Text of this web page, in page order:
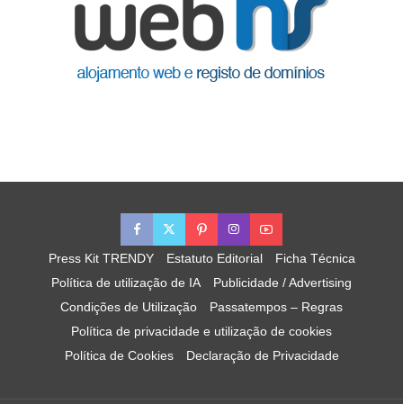
Press Kit TRENDY Estatuto Editorial
Ficha Técnica
Política de utilização de IA
Publicidade / Advertising
Condições de Utilização
Passatempos – Regras
Política de privacidade e utilização de cookies
Política de Cookies
Declaração de Privacidade